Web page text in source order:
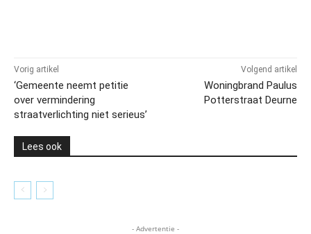
Vorig artikel
‘Gemeente neemt petitie
over vermindering
straatverlichting niet serieus’
Volgend artikel
Woningbrand Paulus
Potterstraat Deurne
Lees ook
- Advertentie -